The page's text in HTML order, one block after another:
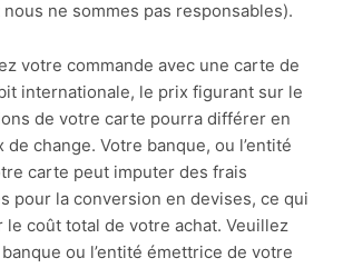
ne sommes pas responsables).
votre commande avec une carte de
internationale, le prix figurant sur le
de votre carte pourra différer en
change. Votre banque, ou l’entité
carte peut imputer des frais
pour la conversion en devises, ce qui
le coût total de votre achat. Veuillez
ou l’entité émettrice de votre